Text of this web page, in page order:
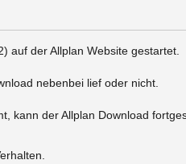
auf der Allplan Website gestartet.
nebenbei lief oder nicht.
kann der Allplan Download